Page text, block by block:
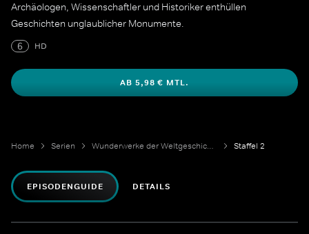
Archäologen, Wissenschaftler und Historiker enthüllen
Geschichten unglaublicher Monumente.
6
HD
AB 5,98 € MTL.
Home Serien Wunderwerke der Weltgeschichte Staffel 2
EPISODENGUIDE DETAILS